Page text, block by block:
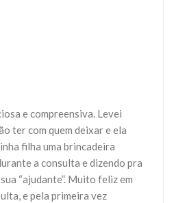
e compreensiva. Levei
ter com quem deixar e ela
filha uma brincadeira
a consulta e dizendo pra
“ajudante”. Muito feliz em
e pela primeira vez